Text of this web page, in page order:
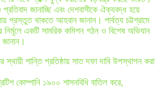
জানাচ্ছি এবং দেশবাসীকে ঐক্যবদ্ধ হয়ে
প্রস্তুত থাকতে আহবান জানান। পার্বত্য চট্টগ্রামে
নির্মূলে একটি সামরিক কমিশন গঠন ও বিশেষ অভিযান
স্থায়ী শান্তি প্রতিষ্ঠায় সাত দফা দাবি উপস্থাপন করা
কোম্পানি ১৯০০ শাসনবিধি বাতিল করে,